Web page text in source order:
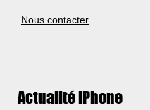
Nous contacter
Actualité iPhone